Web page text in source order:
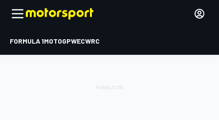
FORMULA 1MOTOGPWECWRC